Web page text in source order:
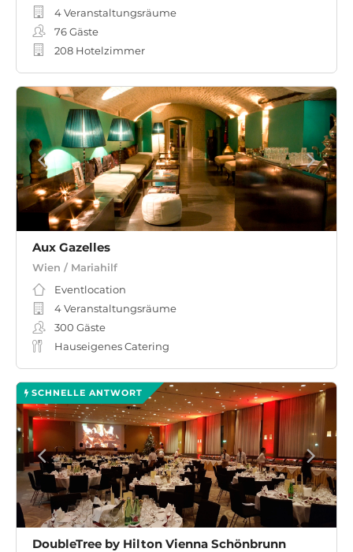
4 Veranstaltungsräume
76Gäste
208 Hotelzimmer
Aux Gazelles
Wien / Mariahilf
Eventlocation
4 Veranstaltungsräume
300 Gäste
Hauseigenes Catering
SCHNELLE ANTWORT
DoubleTree by Hilton Vienna Schönbrunn